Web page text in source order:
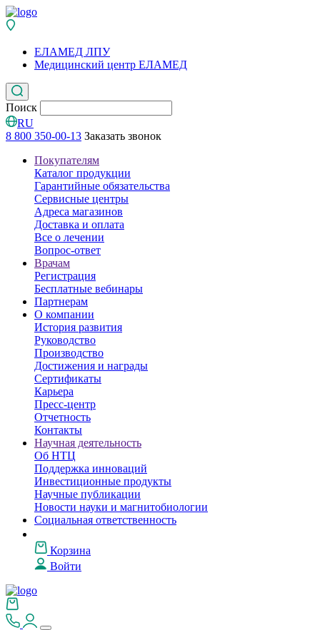
ЕЛАМЕД ЛПУ
Медицинский центр ЕЛАМЕД
Поиск
RU
8 800 350-00-13 Заказать звонок
Покупателям
Каталог продукции
Гарантийные обязательства
Сервисные центры
Адреса магазинов
Доставка и оплата
Все о лечении
Вопрос-ответ
Врачам
Регистрация
Бесплатные вебинары
Партнерам
О компании
История развития
Руководство
Производство
Достижения и награды
Сертификаты
Карьера
Пресс-центр
Отчетность
Контакты
Научная деятельность
Об НТЦ
Поддержка инноваций
Инвестиционные продукты
Научные публикации
Новости науки и магнитобиологии
Социальная ответственность
Корзина
Войти